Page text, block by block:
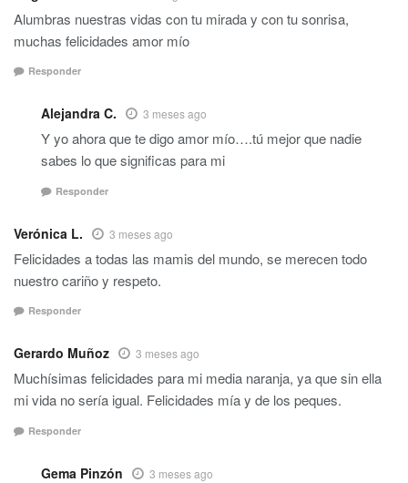
Alumbras nuestras vidas con tu mirada y con tu sonrisa,
muchas felicidades amor mío
Responder
Alejandra C. 3 meses ago
Y yo ahora que te digo amor mío….tú mejor que nadie
sabes lo que significas para mi
Responder
Verónica L. 3 meses ago
Felicidades a todas las mamis del mundo, se merecen todo
nuestro cariño y respeto.
Responder
Gerardo Muñoz 3 meses ago
Muchísimas felicidades para mi media naranja, ya que sin ella
mi vida no sería igual. Felicidades mía y de los peques.
Responder
Gema Pinzón 3 meses ago